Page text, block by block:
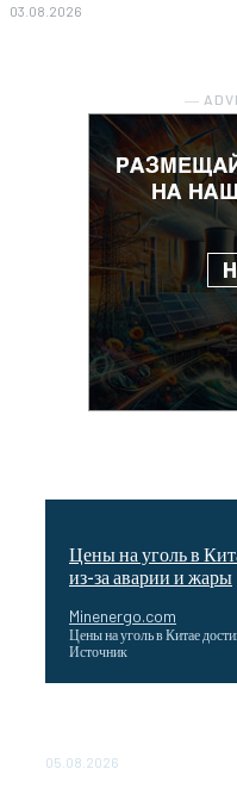
03.08.2026
―
Цены на уголь в
из-за аварии и жары
Minenergo.com
Цены на уголь в Китае
Источник
05.08.2026